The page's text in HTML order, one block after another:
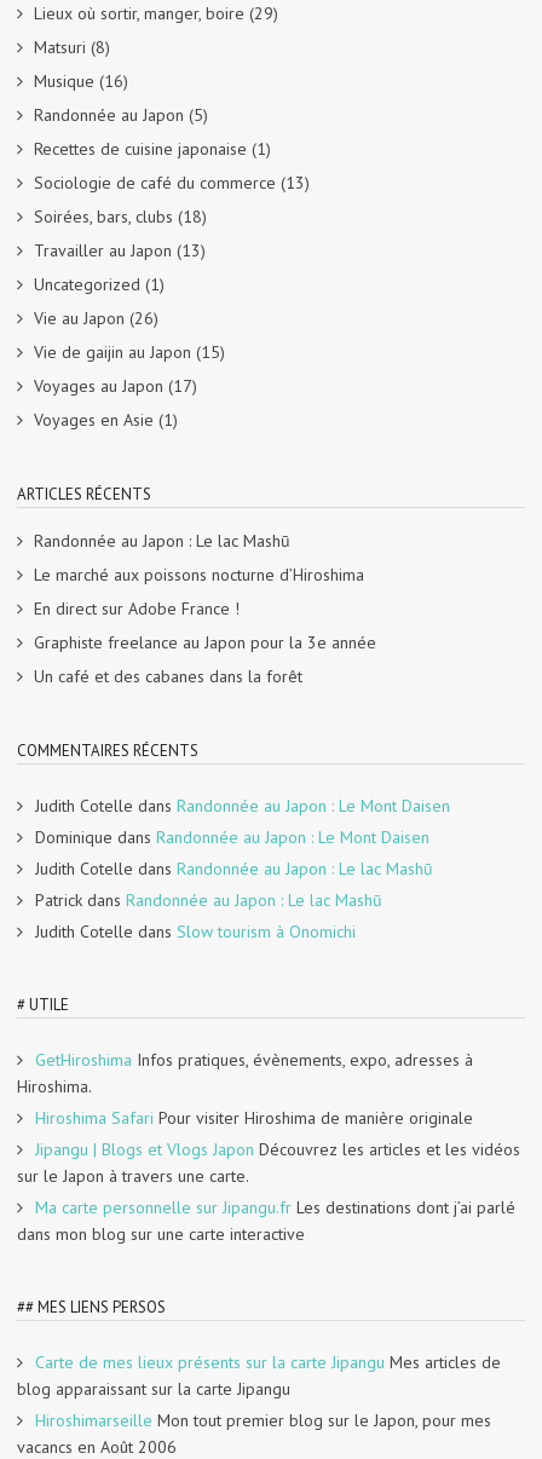
Lieux où sortir, manger, boire (29)
Matsuri (8)
Musique (16)
Randonnée au Japon (5)
Recettes de cuisine japonaise (1)
Sociologie de café du commerce (13)
Soirées, bars, clubs (18)
Travailler au Japon (13)
Uncategorized (1)
Vie au Japon (26)
Vie de gaijin au Japon (15)
Voyages au Japon (17)
Voyages en Asie (1)
ARTICLES RÉCENTS
Randonnée au Japon : Le lac Mashū
Le marché aux poissons nocturne d’Hiroshima
En direct sur Adobe France !
Graphiste freelance au Japon pour la 3e année
Un café et des cabanes dans la forêt
COMMENTAIRES RÉCENTS
Judith Cotelle dans Randonnée au Japon : Le Mont Daisen
Dominique dans Randonnée au Japon : Le Mont Daisen
Judith Cotelle dans Randonnée au Japon : Le lac Mashū
Patrick dans Randonnée au Japon : Le lac Mashū
Judith Cotelle dans Slow tourism à Onomichi
# UTILE
GetHiroshima Infos pratiques, évènements, expo, adresses à
Hiroshima.
Hiroshima Safari Pour visiter Hiroshima de manière originale
Jipangu | Blogs et Vlogs Japon Découvrez les articles et les vidéos
sur le Japon à travers une carte.
Ma carte personnelle sur Jipangu.fr Les destinations dont j’ai parlé
dans mon blog sur une carte interactive
## MES LIENS PERSOS
Carte de mes lieux présents sur la carte Jipangu Mes articles de
blog apparaissant sur la carte Jipangu
Hiroshimarseille Mon tout premier blog sur le Japon, pour mes
vacancs en Août 2006